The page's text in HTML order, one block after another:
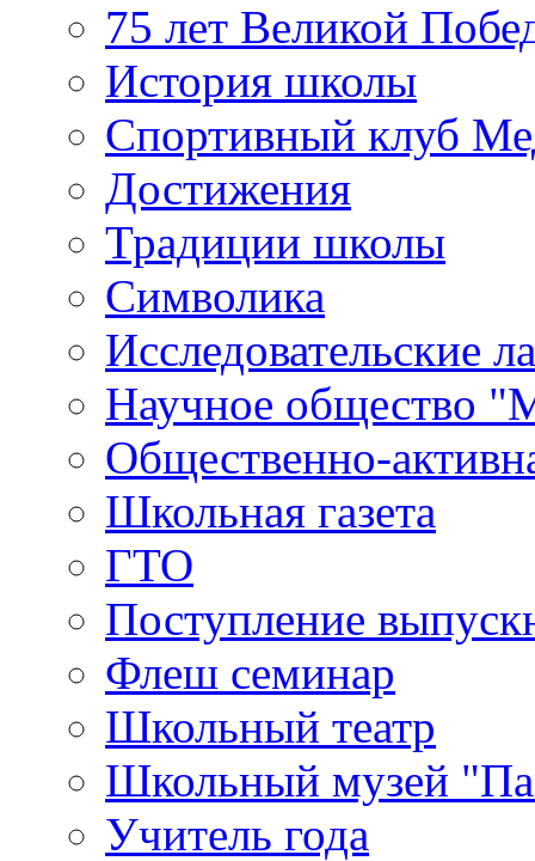
75 лет Великой
История школы
Спортивный клуб
Достижения
Традиции школы
Символика
Исследовательские
Научное общество
Общественно-
Школьная газета
ГТО
Поступление
Флеш семинар
Школьный театр
Школьный музей
Учитель года